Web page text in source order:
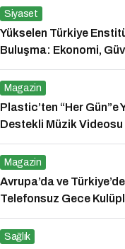
Siyaset
Yükselen Türkiye
Buluşma: Ekonomi,
ve Hukuk Konferansı
Magazin
Plastic’ten “Her Gün”e
Destekli Müzik Videosu
Magazin
Avrupa’da ve
Telefonsuz Gece
Sağlık